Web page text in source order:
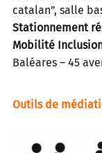
catalan”, salle
Stationnement
Mobilité
Baléares – 45
Outils de